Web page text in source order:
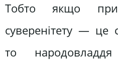
Тобто якщо
суверенітету — це
то